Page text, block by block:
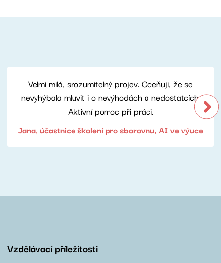
Velmi milá, srozumitelný projev. Oceňuji, že se
nevyhýbala mluvit i o nevýhodách a nedostatcích.
Aktivní pomoc při práci.
Jana, účastnice školení pro sborovnu, AI ve výuce
Vzdělávací příležitosti